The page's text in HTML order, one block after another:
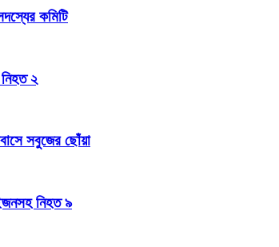
কমিটি
নিহত ২
সবুজের ছোঁয়া
নিহত ৯